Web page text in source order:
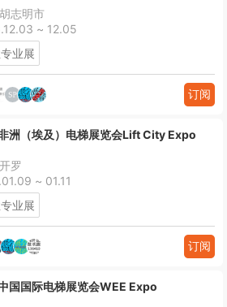
志明市
~ 12.05
业展
订阅
洲（埃及）电梯展览会Lift City Expo
罗
~ 01.11
业展
订阅
国国际电梯展览会WEE Expo